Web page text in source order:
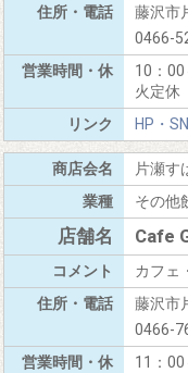
藤沢市
0466-
10：
火定休
HP・
片瀬す
その他
Cafe
カフェ
藤沢市
0466-
11：